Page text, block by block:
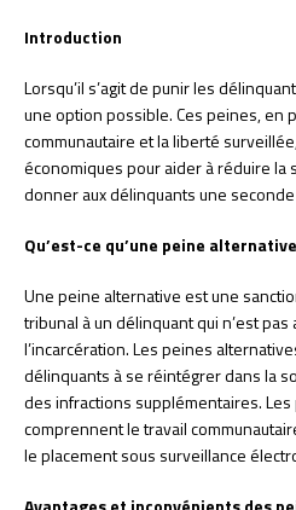
Introduction
Lorsqu’il s’agit de punir les
une option possible. Ces peines, en
communautaire et la liberté
économiques pour aider à réduire la
donner aux délinquants une
Qu’est-ce qu’une peine
Une peine alternative est une
tribunal à un délinquant qui n’est
l’incarcération. Les peines
délinquants à se réintégrer dans la
des infractions supplémentaires.
comprennent le travail
le placement sous surveillance